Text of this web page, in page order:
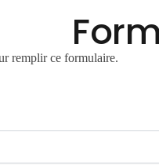
remplir ce formulaire.